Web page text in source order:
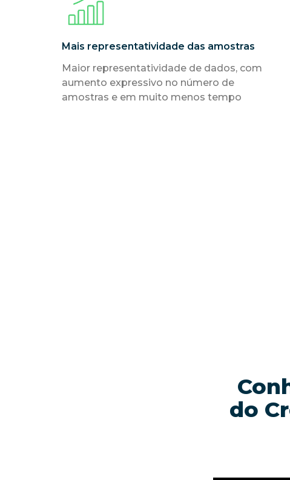
Mais representatividade das amostras
Maior representatividade de dados, com
aumento expressivo no número de
amostras e em muito menos tempo
do